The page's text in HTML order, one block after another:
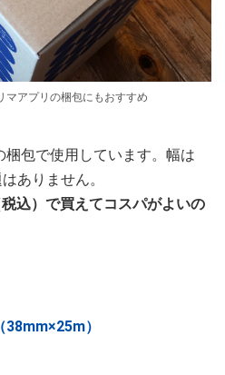
マアプリの梱包にもおすすめ
包で使用しています。幅は
ありません。
込）で買えてコスパがよいの
）